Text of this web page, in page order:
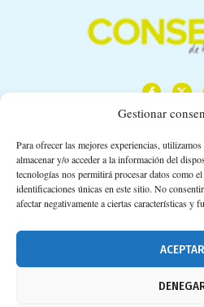
Gestionar
Para ofrecer las mejores experiencias,
almacenar y/o acceder a la información del
tecnologías nos permitirá procesar datos como
identificaciones únicas en este sitio. No
afectar negativamente a ciertas características y
ACEPTAR
Calle Camino de los
Planta 3ª 41092 – Sevilla
674 02 62 03
Aviso legal